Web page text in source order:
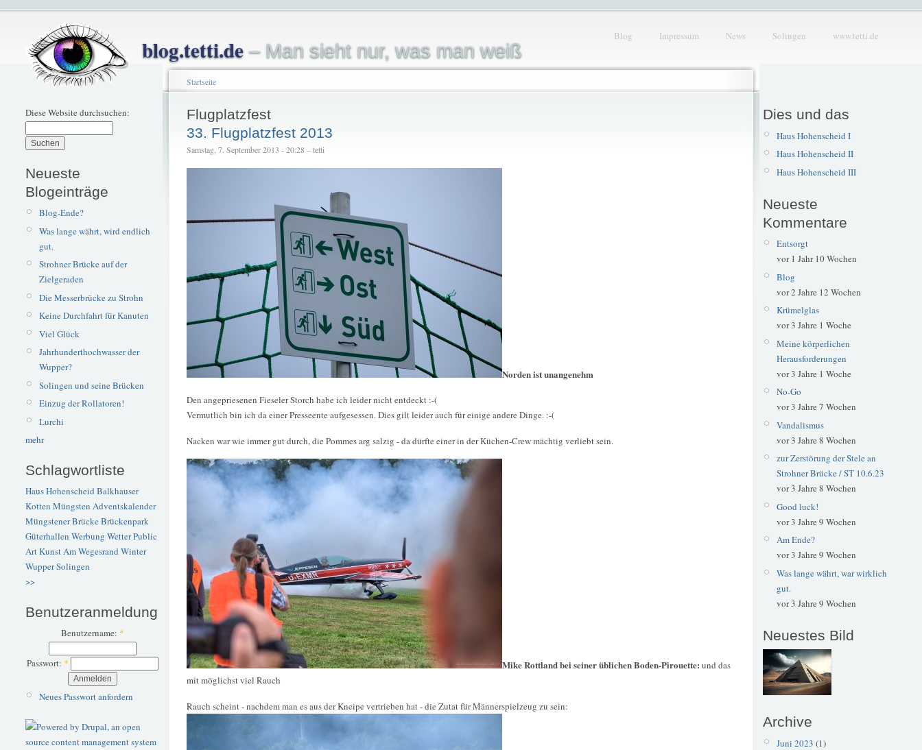
blog.tetti.de– Man sieht nur, was man weiß
Blog Impressum News Solingen www.tetti.de
Diese Website durchsuchen:
Neueste
Blogeinträge
Blog-Ende?
Was lange währt, wird endlich
gut.
Strohner Brücke auf der
Zielgeraden
Die Messerbrücke zu Strohn
Keine Durchfahrt für Kanuten
Viel Glück
Jahrhunderthochwasser der
Wupper?
Solingen und seine Brücken
Einzug der Rollatoren!
Lurchi
mehr
Schlagwortliste
Haus Hohenscheid Balkhauser
Kotten Müngsten Adventskalender
Müngstener BrückeBrückenpark
Güterhallen Werbung WetterPublic
ArtKunstAm Wegesrand Winter
WupperSolingen
>>
Benutzeranmeldung
Benutzername: *
Passwort: *
Neues Passwort anfordern
Startseite
Flugplatzfest
33. Flugplatzfest 2013
Samstag, 7. September 2013 - 20:28 – tetti
Norden ist unangenehm
Den angepriesenen Fieseler Storch habe ich leider nicht entdeckt :-(
Vermutlich bin ich da einer Presseente aufgesessen. Dies gilt leider auch für einige andere Dinge. :-(
Nacken war wie immer gut durch, die Pommes arg salzig - da dürfte einer in der Küchen-Crew mächtig verliebt sein.
Mike Rottland bei seiner üblichen Boden-Pirouette: und das
mit möglichst viel Rauch
Rauch scheint - nachdem man es aus der Kneipe vertrieben hat - die Zutat für Männerspielzeug zu sein:
Dies und das
Haus Hohenscheid I
Haus Hohenscheid II
Haus Hohenscheid III
Neueste
Kommentare
Entsorgt
vor 1 Jahr 10 Wochen
Blog
vor 2 Jahre 12 Wochen
Krümelglas
vor 3 Jahre 1 Woche
Meine körperlichen
Herausforderungen
vor 3 Jahre 1 Woche
No-Go
vor 3 Jahre 7 Wochen
Vandalismus
vor 3 Jahre 8 Wochen
zur Zerstörung der Stele an
Strohner Brücke / ST 10.6.23
vor 3 Jahre 8 Wochen
Good luck!
vor 3 Jahre 9 Wochen
Am Ende?
vor 3 Jahre 9 Wochen
Was lange währt, war wirklich
gut.
vor 3 Jahre 9 Wochen
Neuestes Bild
Archive
Juni 2023 (1)